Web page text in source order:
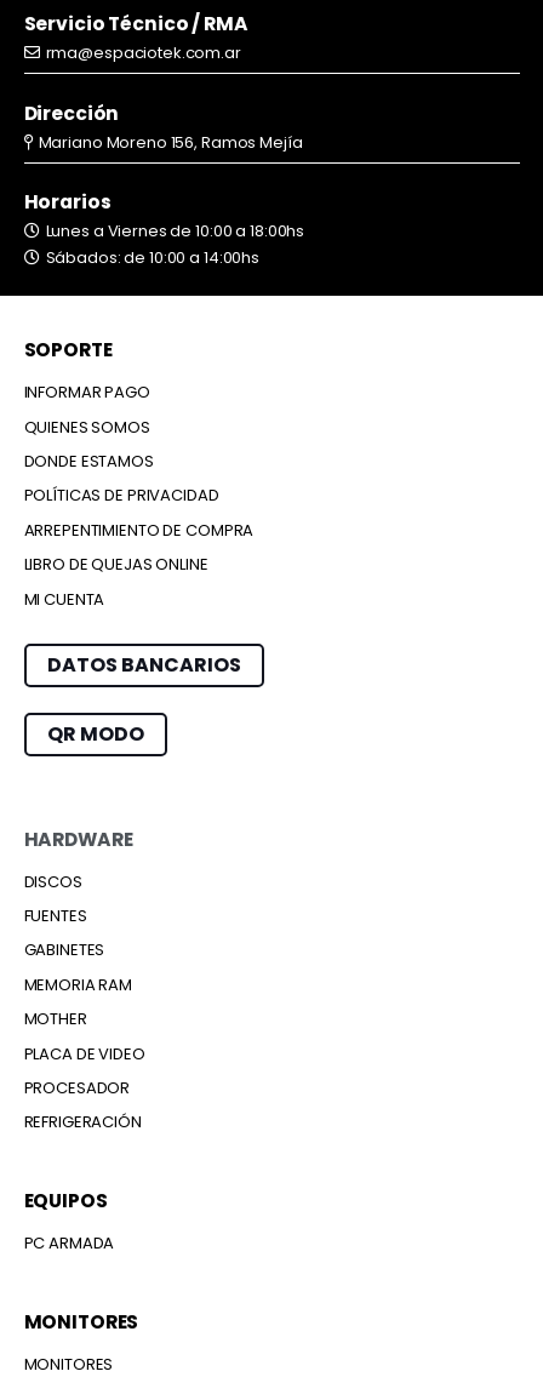
Servicio Técnico / RMA
rma@espaciotek.com.ar
Dirección
Mariano Moreno 156, Ramos Mejía
Horarios
Lunes a Viernes de 10:00 a 18:00hs
Sábados: de 10:00 a 14:00hs
SOPORTE
INFORMAR PAGO
QUIENES SOMOS
DONDE ESTAMOS
POLÍTICAS DE PRIVACIDAD
ARREPENTIMIENTO DE COMPRA
LIBRO DE QUEJAS ONLINE
MI CUENTA
DATOS BANCARIOS
QR MODO
HARDWARE
DISCOS
FUENTES
GABINETES
MEMORIA RAM
MOTHER
PLACA DE VIDEO
PROCESADOR
REFRIGERACIÓN
EQUIPOS
PC ARMADA
MONITORES
MONITORES